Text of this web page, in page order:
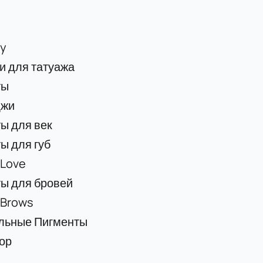
для татуажа
для век
для губ
для бровей
Пигменты